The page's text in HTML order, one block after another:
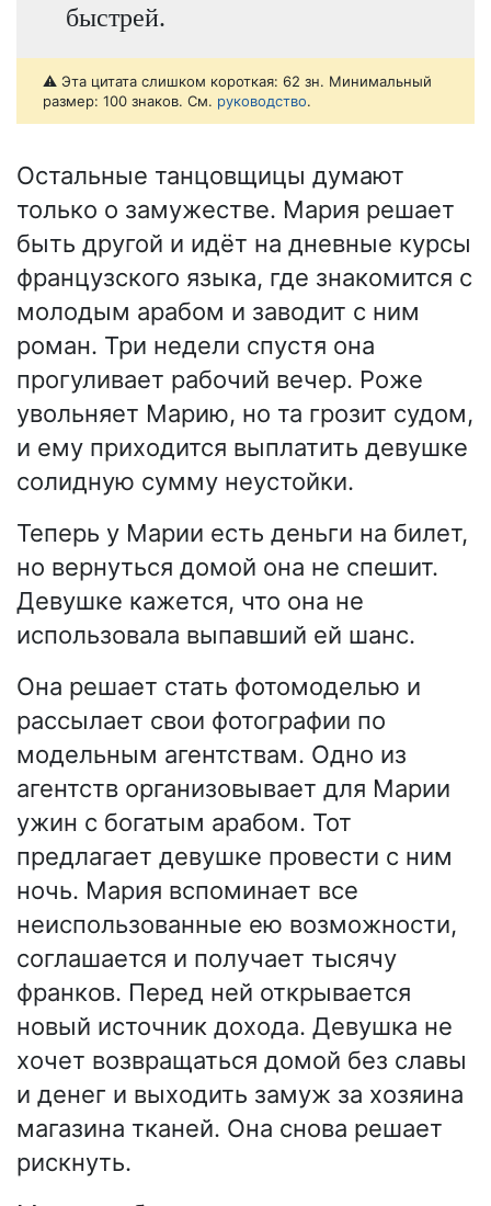
быстрей.
⚠️ Эта цитата слишком короткая: 62 зн. Минимальный
размер: 100 знаков. См. руководство.
Остальные танцовщицы думают
только о замужестве. Мария решает
быть другой и идёт на дневные курсы
французского языка, где знакомится с
молодым арабом и заводит с ним
роман. Три недели спустя она
прогуливает рабочий вечер. Роже
увольняет Марию, но та грозит судом,
и ему приходится выплатить девушке
солидную сумму неустойки.
Теперь у Марии есть деньги на билет,
но вернуться домой она не спешит.
Девушке кажется, что она не
использовала выпавший ей шанс.
Она решает стать фотомоделью и
рассылает свои фотографии по
модельным агентствам. Одно из
агентств организовывает для Марии
ужин с богатым арабом. Тот
предлагает девушке провести с ним
ночь. Мария вспоминает все
неиспользованные ею возможности,
соглашается и получает тысячу
франков. Перед ней открывается
новый источник дохода. Девушка не
хочет возвращаться домой без славы
и денег и выходить замуж за хозяина
магазина тканей. Она снова решает
рискнуть.